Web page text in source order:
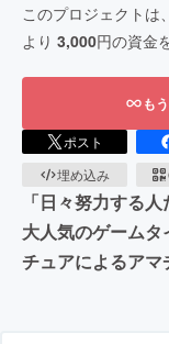
このプロジェクトは、
より 3,000円の資金
も
ポスト
埋め込み
「日々努力する
大人気のゲーム
チュアによるアマ